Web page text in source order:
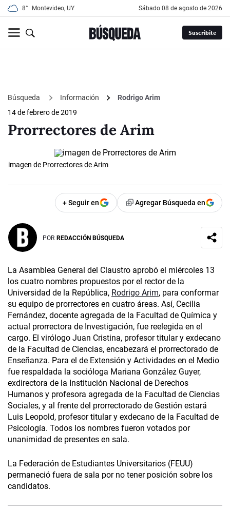
8° Montevideo, UY sábado 08 de agosto de 2026
Suscribite
Búsqueda Información
Rodrigo Arim
14 de febrero de 2019
Prorrectores de Arim
imagen de Prorrectores de Arim
+ Seguir en Agregar Búsqueda en
POR REDACCIÓN BÚSQUEDA
La Asamblea General del Claustro aprobó el miércoles 13
los cuatro nombres propuestos por el rector de la
Universidad de la República, Rodrigo Arim, para conformar
su equipo de prorrectores en cuatro áreas. Así, Cecilia
Fernández, docente agregada de la Facultad de Química y
actual prorrectora de Investigación, fue reelegida en el
cargo. El virólogo Juan Cristina, profesor titular y exdecano
de la Facultad de Ciencias, encabezará el prorrectorado de
Enseñanza. Para el de Extensión y Actividades en el Medio
fue respaldada la socióloga Mariana González Guyer,
exdirectora de la Institución Nacional de Derechos
Humanos y profesora agregada de la Facultad de Ciencias
Sociales, y al frente del prorrectorado de Gestión estará
Luis Leopold, profesor titular y exdecano de la Facultad de
Psicología. Todos los nombres fueron votados por
unanimidad de presentes en sala.
La Federación de Estudiantes Universitarios (FEUU)
permaneció fuera de sala por no tener posición sobre los
candidatos.